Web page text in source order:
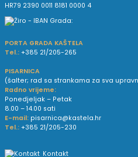
HR79 2390 0011 8181 0000 4
PORTA GRADA KAŠTELA
Tel.: +385 21/205-265
PISARNICA
(šalter; rad sa strankama za sva
Radno vrijeme:
Ponedjeljak – Petak
8.00 – 14.00 sati
E-mail: pisarnica@kastela.hr
Tel.: +385 21/205-230
Kontakt